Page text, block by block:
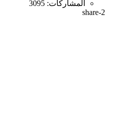
المشاركات: 3095
share-2